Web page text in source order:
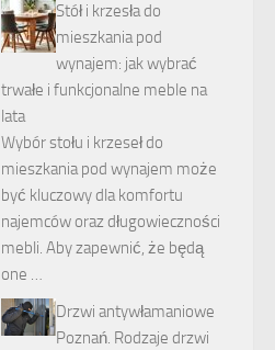
Stół i krzesła do
mieszkania pod
wynajem: jak wybrać
trwałe i funkcjonalne meble na
lata
Wybór stołu i krzeseł do
mieszkania pod wynajem może
być kluczowy dla komfortu
najemców oraz długowieczności
mebli. Aby zapewnić, że będą
one …
Drzwi antywłamaniowe
Poznań. Rodzaje drzwi